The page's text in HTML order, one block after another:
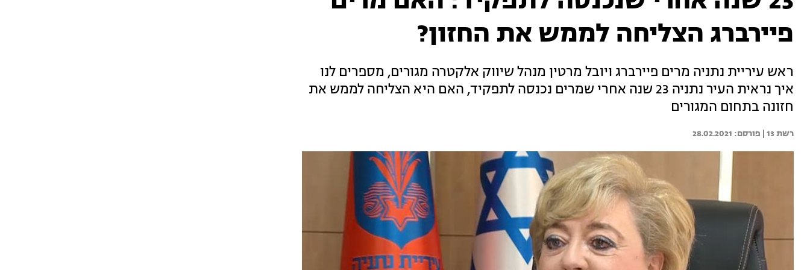
פיירברג הצליחה לממש את החזון?
ראש עיריית נתניה מרים פיירברג ויובל מרטין מנהל שיווק אלקטרה מגורים, מספרים לנו
איך נראית העיר נתניה 23 שנה אחרי שמרים נכנסה לתפקיד, האם היא הצליחה לממש את
חזונה בתחום המגורים
רשת 13 | 28.02.2021